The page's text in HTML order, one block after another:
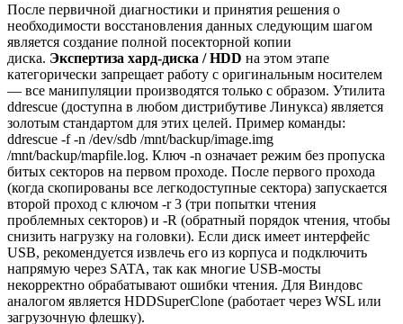
После первичной диагностики и принятия решения о
необходимости восстановления данных следующим шагом
является создание полной посекторной копии
диска. Экспертиза хард-диска / HDD на этом этапе
категорически запрещает работу с оригинальным носителем
— все манипуляции производятся только с образом. Утилита
ddrescue (доступна в любом дистрибутиве Линукса) является
золотым стандартом для этих целей. Пример команды:
ddrescue -f -n /dev/sdb /mnt/backup/image.img
/mnt/backup/mapfile.log. Ключ -n означает режим без пропуска
битых секторов на первом проходе. После первого прохода
(когда скопированы все легкодоступные сектора) запускается
второй проход с ключом -r 3 (три попытки чтения
проблемных секторов) и -R (обратный порядок чтения, чтобы
снизить нагрузку на головки). Если диск имеет интерфейс
USB, рекомендуется извлечь его из корпуса и подключить
напрямую через SATA, так как многие USB-мосты
некорректно обрабатывают ошибки чтения. Для Виндовс
аналогом является HDDSuperClone (работает через WSL или
загрузочную флешку).